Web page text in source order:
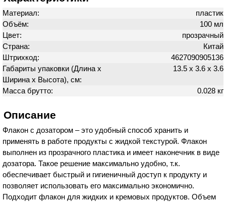
Материал:
пластик
Объём:
100 мл
Цвет:
прозрачный
Страна:
Китай
Штрихкод:
4627090905136
Габариты упаковки (Длина х
Ширина х Высота), см:
13.5 х 3.6 х 3.6
Масса брутто: 0.028 кг
Описание
Флакон с дозатором – это удобный способ хранить и
применять в работе продукты с жидкой текстурой. Флакон
выполнен из прозрачного пластика и имеет наконечник в виде
дозатора. Такое решение максимально удобно, т.к.
обеспечивает быстрый и гигиеничный доступ к продукту и
позволяет использовать его максимально экономично.
Подходит флакон для жидких и кремовых продуктов. Объем